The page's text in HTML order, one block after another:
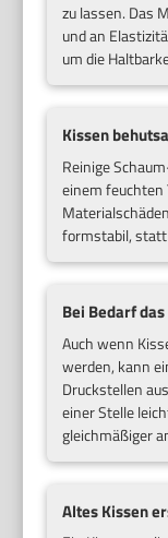
zu lassen. Das
und an
um die
Kissen
Reinige
einem feuchten
formstabil, statt
Bei Bedarf
Auch wenn
werden, kann
Druckstellen
einer Stelle
gleichmäßiger
Altes Kissen